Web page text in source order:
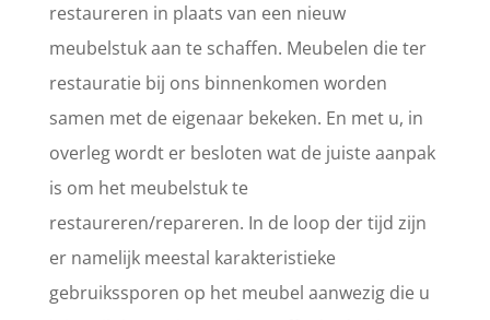
restaureren in plaats van een nieuw
meubelstuk aan te schaffen. Meubelen die ter
restauratie bij ons binnenkomen worden
samen met de eigenaar bekeken. En met u, in
overleg wordt er besloten wat de juiste aanpak
is om het meubelstuk te
restaureren/repareren. In de loop der tijd zijn
er namelijk meestal karakteristieke
gebruikssporen op het meubel aanwezig die u